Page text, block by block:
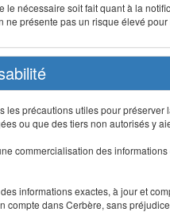
le nécessaire soit fait quant à la
présente pas un risque élevé
les précautions utiles pour
ou que des tiers non autorisés y
commercialisation des
informations exactes, à jour et
compte dans Cerbère, sans